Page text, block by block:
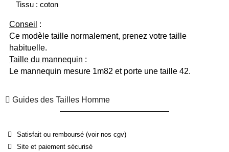
Tissu : coton
Conseil :
Ce modèle taille normalement, prenez votre taille
habituelle.
Taille du mannequin :
Le mannequin mesure 1m82 et porte une taille 42.
Guides des Tailles Homme
Satisfait ou remboursé (voir nos cgv)
Site et paiement sécurisé